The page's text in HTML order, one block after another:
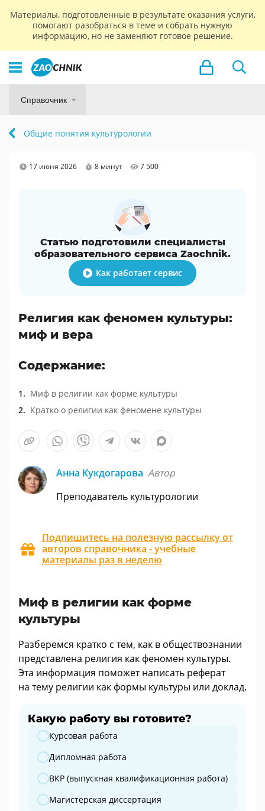
Материалы, подготовленные в результате оказания услуги,
помогают разобраться в теме и собрать нужную
информацию, но не заменяют готовое решение.
Справочник
Общие понятия культурологии
17 июня 2026 8 минут 7 500
Статью подготовили специалисты
образовательного сервиса Zaochnik.
Как работает сервис
Религия как феномен культуры:
миф и вера
Содержание:
Миф в религии как форме культуры
Кратко о религии как феномене культуры
Анна Кукдогарова Автор
Преподаватель культурологии
Подпишитесь на полезную рассылку от
авторов справочника - учебные
материалы раз в неделю
Миф в религии как форме
культуры
Разберемся кратко с тем, как в обществознании
представлена религия как феномен культуры.
Эта информация поможет написать реферат
на тему религии как формы культуры или доклад.
Какую работу вы готовите?
Какую работу вы готовите?
Курсовая работа
Дипломная работа
ВКР (выпускная квалификационная работа)
Магистерская диссертация